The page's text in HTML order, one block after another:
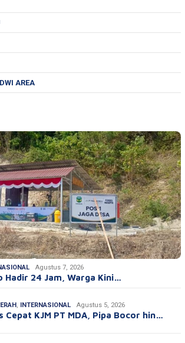
AREA
Agustus 7, 2026
Hadir 24 Jam, Warga Kini…
, INTERNASIONAL Agustus 5, 2026
Cepat KJM PT MDA, Pipa Bocor hin…